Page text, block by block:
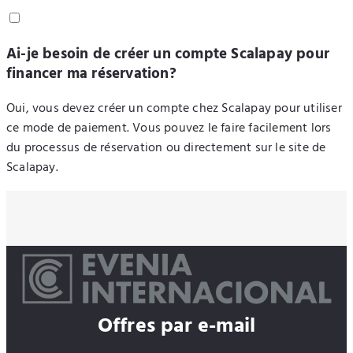
Ai-je besoin de créer un compte Scalapay pour
financer ma réservation?
Oui, vous devez créer un compte chez Scalapay pour utiliser
ce mode de paiement. Vous pouvez le faire facilement lors
du processus de réservation ou directement sur le site de
Scalapay.
Offres par e-mail